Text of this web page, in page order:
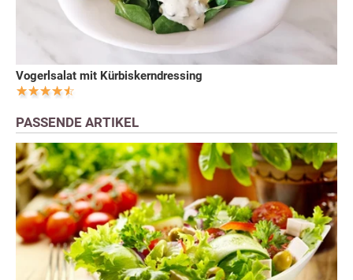
Vogerlsalat mit Kürbiskerndressing
PASSENDE ARTIKEL